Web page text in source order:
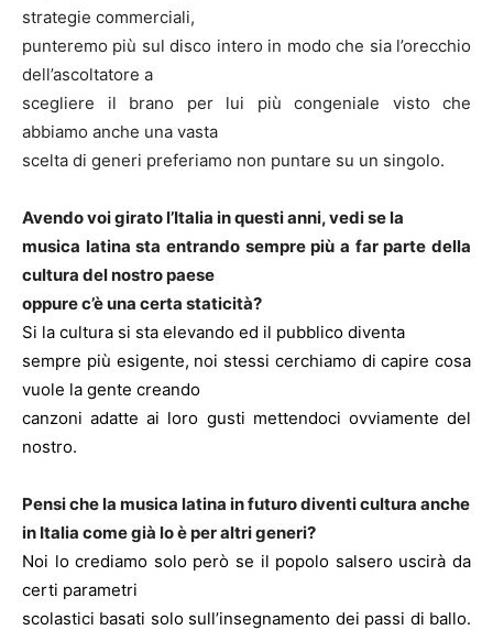
strategie commerciali,
punteremo più sul disco intero in modo che sia l’orecchio
dell’ascoltatore a
scegliere il brano per lui più congeniale visto che
abbiamo anche una vasta
scelta di generi preferiamo non puntare su un singolo.
Avendo voi girato l’Italia in questi anni, vedi se la
musica latina sta entrando sempre più a far parte della
cultura del nostro paese
oppure c’è una certa staticità?
Si la cultura si sta elevando ed il pubblico diventa
sempre più esigente, noi stessi cerchiamo di capire cosa
vuole la gente creando
canzoni adatte ai loro gusti mettendoci ovviamente del
nostro.
Pensi che la musica latina in futuro diventi cultura anche
in Italia come già lo è per altri generi?
Noi lo crediamo solo però se il popolo salsero uscirà da
certi parametri
scolastici basati solo sull’insegnamento dei passi di ballo.